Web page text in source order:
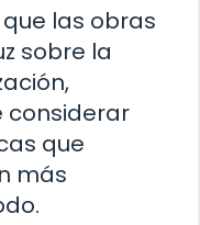
las obras
sobre la
considerar
que
más